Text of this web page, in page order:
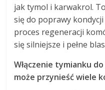
jak tymol i karwakrol.
się do poprawy
proces regeneracji
się silniejsze i pełne
Włączenie tymianku
może przynieść wiele